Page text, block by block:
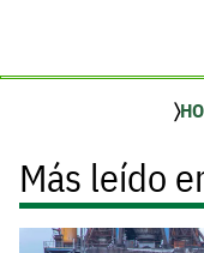
Más leído